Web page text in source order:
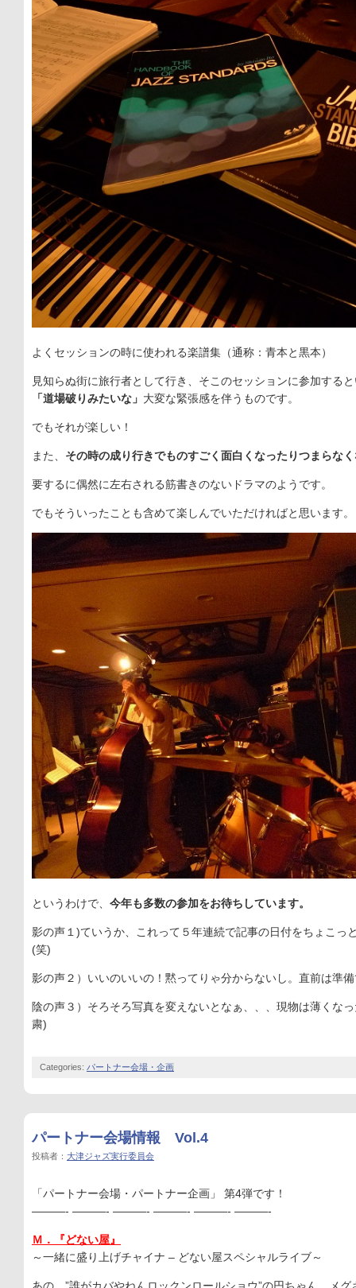
よくセッションの時に使われる楽譜集（通称：青本と黒本）
見知らぬ街に旅行者として行き、そこのセッションに参加する
「道場破りみたいな」 大変な緊張感を伴うものです。
でもそれが楽しい！
また、 その時の成り行きでものすごく面白くなったりつまらな
要するに偶然に左右される筋書きのないドラマのようです。
でもそういったことも含めて楽しんでいただければと思います。
というわけで、 今年も多数の参加をお待ちしています。
影の声１)ていうか、これって５年連続で記事の日付をちょこっ
(笑)
影の声２）いいのいいの！黙ってりゃ分からないし。直前は準
陰の声３）そろそろ写真を変えないとなぁ、、、現物は薄くな
粛)
Categories: パートナー会場・企画
パートナー会場情報 Vol.4
投稿者： 大津ジャズ実行委員会
「パートナー会場・パートナー企画」 第4弾です！
———- ———- ———- ———- ———- ———-
Ｍ．『どない屋』
～一緒に盛り上げチャイナ – どない屋スペシャルライブ～